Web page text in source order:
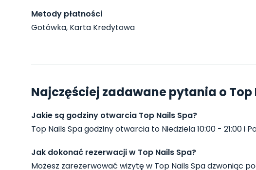
Metody płatności
Gotówka, Karta Kredytowa
Najczęściej zadawane pytania o Top
Jakie są godziny otwarcia Top Nails Spa?
Top Nails Spa godziny otwarcia to Niedziela 10:00 - 21:00 i
Jak dokonać rezerwacji w Top Nails Spa?
Możesz zarezerwować wizytę w Top Nails Spa dzwoniąc